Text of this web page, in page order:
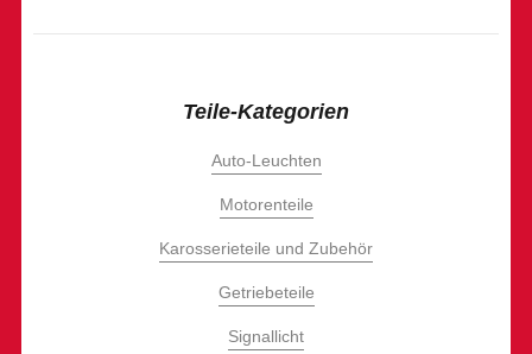
Teile-Kategorien
Auto-Leuchten
Motorenteile
Karosserieteile und Zubehör
Getriebeteile
Signallicht